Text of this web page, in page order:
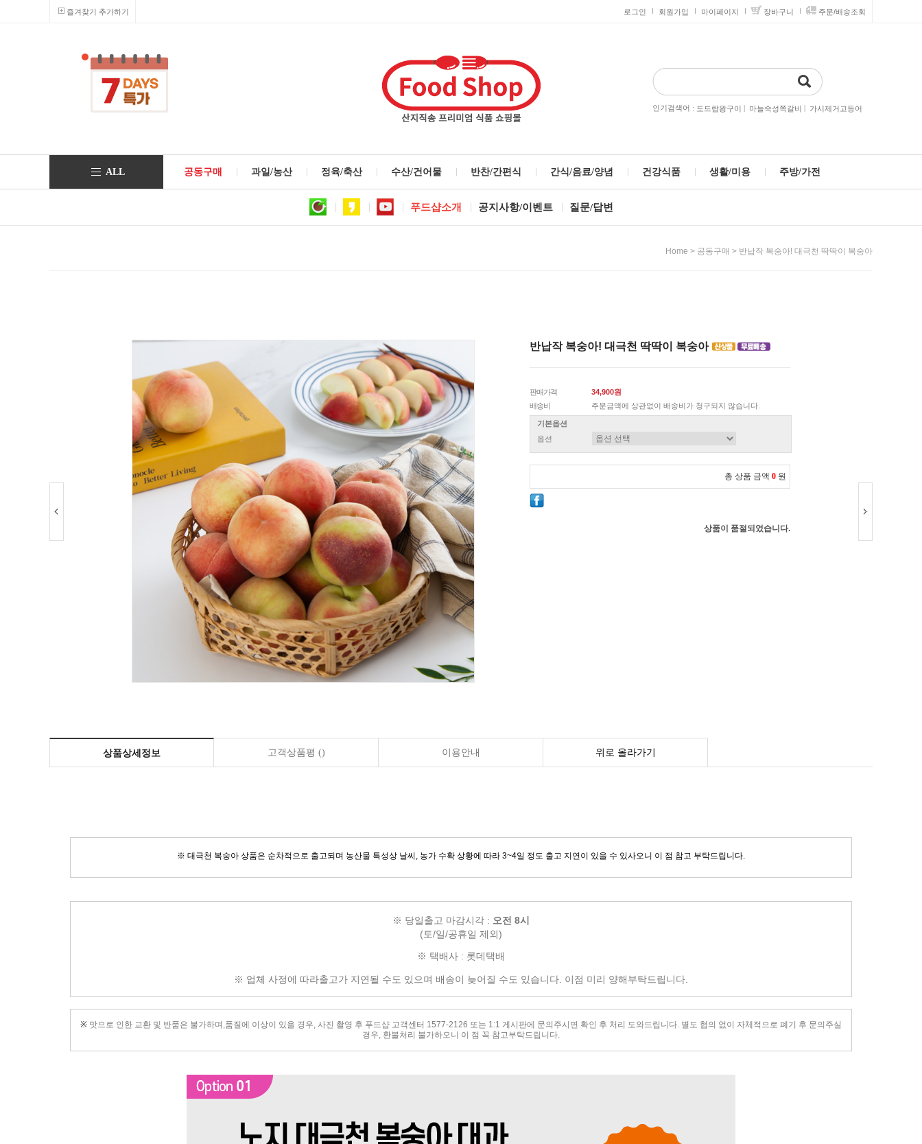
즐겨찾기 추가하기 로그인 회원가입 마이페이지 장바구니 주문/배송조회
인기검색어 : 도드람왕구이 | 마늘숙성쪽갈비 | 가시제거고등어
ALL 공동구매 과일/농산 정육/축산 수산/건어물 반찬/간편식 간식/음료/양념 건강식품 생활/미용 주방/가전
푸드샵소개 공지사항/이벤트 질문/답변
Home > 공동구매 > 반납작 복숭아! 대극천 딱딱이 복숭아
반납작 복숭아! 대극천 딱딱이 복숭아
판매가격
34,900원
배송비
주문금액에 상관없이 배송비가 청구되지 않습니다.
기본옵션
옵션
총 상품 금액 0 원
상품이 품절되었습니다.
상품상세정보 고객상품평 () 이용안내 위로 올라가기
※ 대극천 복숭아 상품은 순차적으로 출고되며 농산물 특성상 날씨, 농가 수확 상황에 따라 3~4일 정도 출고 지연이 있을 수 있사오니 이 점 참고 부탁드립니다.
※ 당일출고 마감시각 : 오전 8시
(토/일/공휴일 제외)
※ 택배사 : 롯데택배
※ 업체 사정에 따라출고가 지연될 수도 있으며 배송이 늦어질 수도 있습니다. 이점 미리 양해부탁드립니다.
※ 맛으로 인한 교환 및 반품은 불가하며,품질에 이상이 있을 경우, 사진 촬영 후 푸드샵 고객센터 1577-2126 또는 1:1 게시판에 문의주시면 확인 후 처리 도와드립니다. 별도 협의 없이 자체적으로 폐기 후 문의주실
경우, 환불처리 불가하오니 이 점 꼭 참고부탁드립니다.